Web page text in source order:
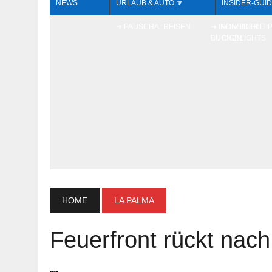
NEWS URLAUB & AUTO 🔽 INSIDER-
HOME LA PALMA
Feuerfront rückt